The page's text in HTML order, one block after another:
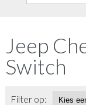
Jeep
Switch
Filter op: